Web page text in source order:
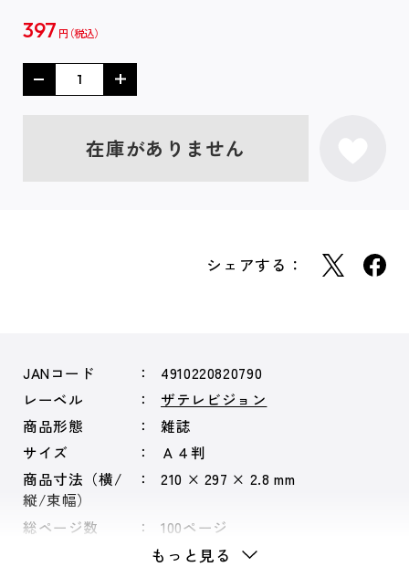
397 円
在庫がありません
シェアする：
JANコード
4910220820790
レーベル
ザテレビジョン
商品形態
雑誌
サイズ
Ａ４判
商品寸法（横/
縦/束幅）
210 × 297 × 2.8 mm
総ページ数 100ページ
もっと見る